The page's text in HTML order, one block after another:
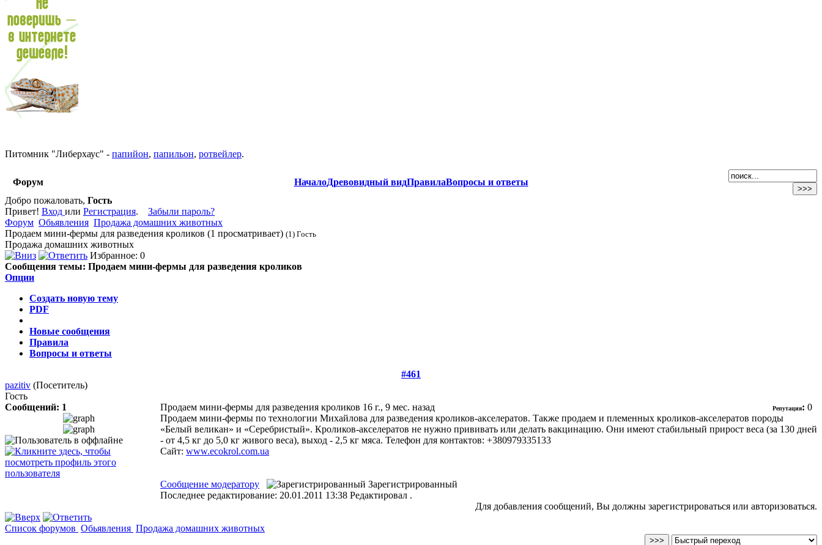
Питомник "Либерхаус" - папийон, папильон, ротвейлер.
Форум НачалоДревовидный видПравилаВопросы и ответы
Добро пожаловать, Гость
Привет! Вход или Регистрация. Забыли пароль?
Форум Обьявления Продажа домашних животных
Продаем мини-фермы для разведения кроликов (1 просматривает) (1) Гость
Продажа домашних животных
Избранное: 0
Сообщения темы: Продаем мини-фермы для разведения кроликов
Опции
Создать новую тему
PDF
Новые сообщения
Правила
Вопросы и ответы
#461
pazitiv (Посетитель)
Гость
Сообщений: 1
Продаем мини-фермы для разведения кроликов 16 г., 9 мес. назад Репутация: 0
Продаем мини-фермы по технологии Михайлова для разведения кроликов-акселератов. Также продаем и племенных кроликов-акселератов породы
«Белый великан» и «Серебристый». Кроликов-акселератов не нужно прививать или делать вакцинацию. Они имеют стабильный прирост веса (за 130 дней
- от 4,5 кг до 5,0 кг живого веса), выход - 2,5 кг мяса. Телефон для контактов: +380979335133
Сайт: www.ecokrol.com.ua
Сообщение модератору
Зарегистрированный
Последнее редактирование: 20.01.2011 13:38 Редактировал .
Для добавления сообщений, Вы должны зарегистрироваться или авторизоваться.
Список форумов Обьявления Продажа домашних животных